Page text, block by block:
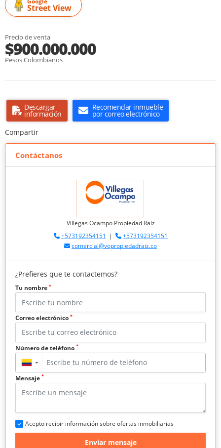
Street View
Precio de venta
$900.000.000
Pesos Colombianos
Descargar
información
Recomendar inmueble
por correo electrónico
Compartir
Contáctanos
Villegas Ocampo Propiedad Raíz
+573192354151 |
+573192354151
comercial@vopropiedadraiz.co
¿Prefieres que te contactemos?
Tu nombre *
Correo electrónico *
Número de teléfono *
▼
Mensaje *
Acepto recibir información sobre ofertas inmobiliarias
Enviar mensaje